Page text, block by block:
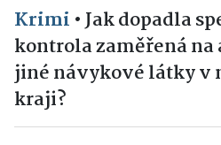
Krimi •Jak dopadla
kontrola zaměřená
jiné návykové látky v
kraji?